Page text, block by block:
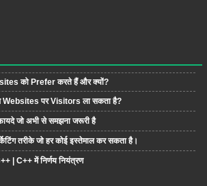
को Prefer करते हैं और क्यों?
पर Visitors ला सकता है?
जो अभी से समझना जरूरी है
तरीके जो हर कोई इस्तेमाल कर सकता है।
| C++ में निर्णय नियंत्रण